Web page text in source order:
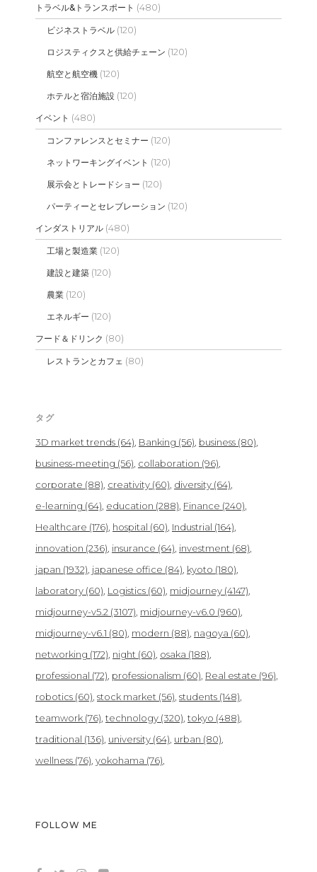
トラベル&トランスポート (480)
ビジネストラベル (120)
ロジスティクスと供給チェーン (120)
航空と航空機 (120)
ホテルと宿泊施設 (120)
イベント (480)
コンファレンスとセミナー (120)
ネットワーキングイベント (120)
展示会とトレードショー (120)
パーティーとセレブレーション (120)
インダストリアル (480)
工場と製造業 (120)
建設と建築 (120)
農業 (120)
エネルギー (120)
フード＆ドリンク (80)
レストランとカフェ (80)
タグ
3D market trends (64) Banking (56) business (80)
business-meeting (56) collaboration (96)
corporate (88) creativity (60) diversity (64)
e-learning (64) education (288) Finance (240)
Healthcare (176) hospital (60) Industrial (164)
innovation (236) insurance (64) investment (68)
japan (1932) japanese office (84) kyoto (180)
laboratory (60) Logistics (60) midjourney (4147)
midjourney-v5.2 (3107) midjourney-v6.0 (960)
midjourney-v6.1 (80) modern (88) nagoya (60)
networking (172) night (60) osaka (188)
professional (72) professionalism (60) Real estate (96)
robotics (60) stock market (56) students (148)
teamwork (76) technology (320) tokyo (488)
traditional (136) university (64) urban (80)
wellness (76) yokohama (76)
FOLLOW ME